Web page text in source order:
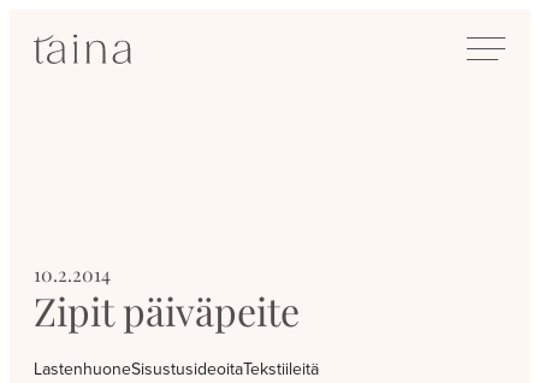
suoraan
SisustusTaina
10.2.2014
Zipit päiväpeite
LastenhuoneSisustusideoitaTekstiileitä